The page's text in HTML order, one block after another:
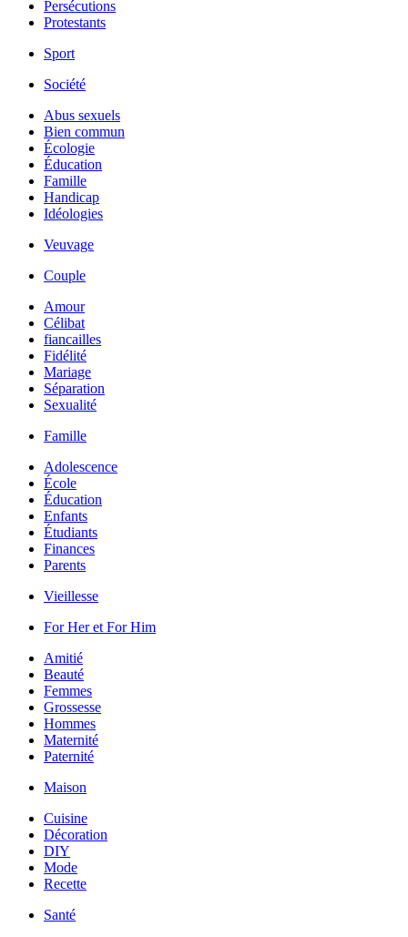
Persécutions
Protestants
Sport
Société
Abus sexuels
Bien commun
Écologie
Éducation
Famille
Handicap
Idéologies
Veuvage
Couple
Amour
Célibat
fiancailles
Fidélité
Mariage
Séparation
Sexualité
Famille
Adolescence
École
Éducation
Enfants
Étudiants
Finances
Parents
Vieillesse
For Her et For Him
Amitié
Beauté
Femmes
Grossesse
Hommes
Maternité
Paternité
Maison
Cuisine
Décoration
DIY
Mode
Recette
Santé